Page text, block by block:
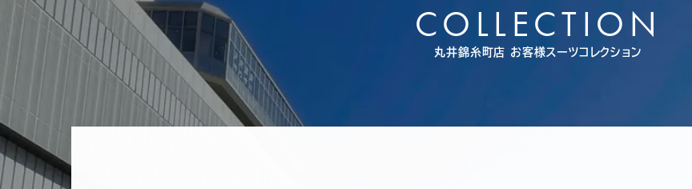
COLLECTION
丸井錦糸町店 お客様スーツコレクション